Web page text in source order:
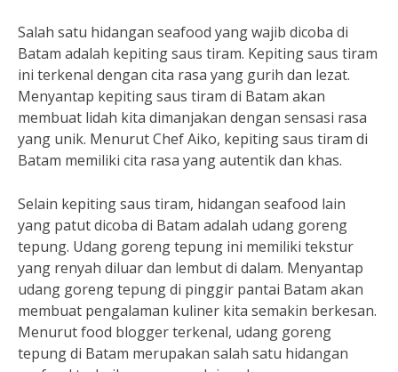
Salah satu hidangan seafood yang wajib dicoba di
Batam adalah kepiting saus tiram. Kepiting saus tiram
ini terkenal dengan cita rasa yang gurih dan lezat.
Menyantap kepiting saus tiram di Batam akan
membuat lidah kita dimanjakan dengan sensasi rasa
yang unik. Menurut Chef Aiko, kepiting saus tiram di
Batam memiliki cita rasa yang autentik dan khas.
Selain kepiting saus tiram, hidangan seafood lain
yang patut dicoba di Batam adalah udang goreng
tepung. Udang goreng tepung ini memiliki tekstur
yang renyah diluar dan lembut di dalam. Menyantap
udang goreng tepung di pinggir pantai Batam akan
membuat pengalaman kuliner kita semakin berkesan.
Menurut food blogger terkenal, udang goreng
tepung di Batam merupakan salah satu hidangan